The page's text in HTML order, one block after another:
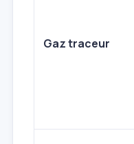
Gaz traceur